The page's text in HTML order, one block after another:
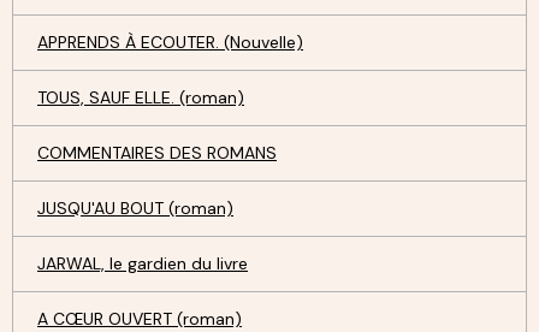
APPRENDS À ECOUTER. (Nouvelle)
TOUS, SAUF ELLE. (roman)
COMMENTAIRES DES ROMANS
JUSQU'AU BOUT (roman)
JARWAL, le gardien du livre
A CŒUR OUVERT (roman)